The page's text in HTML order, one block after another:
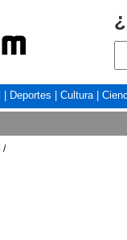
Deportes Cultura|
/